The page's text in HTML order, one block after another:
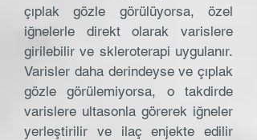
çıplak gözle görülüyorsa, özel
iğnelerle direkt olarak varislere
girilebilir ve skleroterapi uygulanır.
Varisler daha derindeyse ve çıplak
gözle görülemiyorsa, o takdirde
varislere ultasonla görerek iğneler
yerleştirilir ve ilaç enjekte edilir